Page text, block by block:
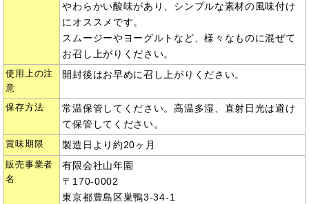
やわらかい酸味があり、シンプルな素材の風味付け
にオススメです。
スムージーやヨーグルトなど、様々なものに混ぜて
お召し上がりください。
使用上の注
意
開封後はお早めに召し上がりください。
保存方法
常温保管してください。高温多湿、直射日光は避け
て保管してください。
賞味期限 製造日より約20ヶ月
販売事業者
名
有限会社山年園
〒170-0002
東京都豊島区巣鴨3-34-1